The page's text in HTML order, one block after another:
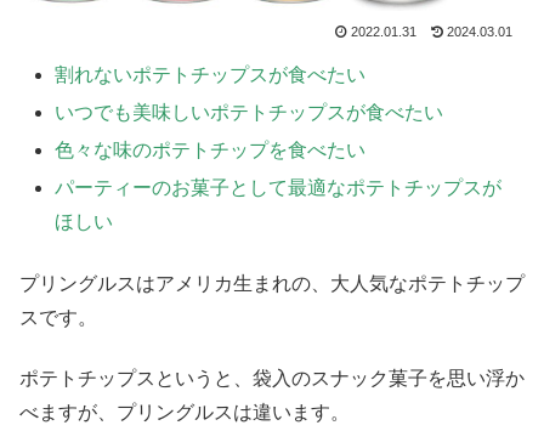
2022.01.31 2024.03.01
割れないポテトチップスが食べたい
いつでも美味しいポテトチップスが食べたい
色々な味のポテトチップを食べたい
パーティーのお菓子として最適なポテトチップスが
ほしい
プリングルスはアメリカ生まれの、大人気なポテトチップ
スです。
ポテトチップスというと、袋入のスナック菓子を思い浮か
べますが、プリングルスは違います。